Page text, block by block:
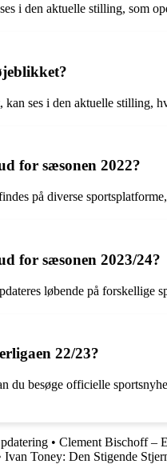
i den aktuelle stilling, som
ses i den aktuelle stilling,
for sæsonen 2022?
på diverse
for sæsonen 2023/24?
løbende på
22/23?
du besøge officielle
• Clement Bischoff –
Ivan Toney: Den Stigende